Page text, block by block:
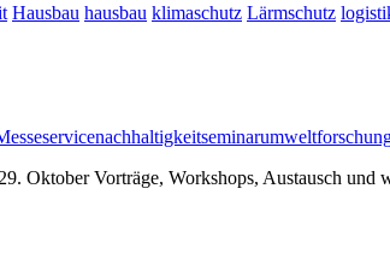
Hausbau hausbau klimaschutz Lärmschutz
nachhaltigkeitseminar
Oktober Vorträge, Workshops, Austausch und